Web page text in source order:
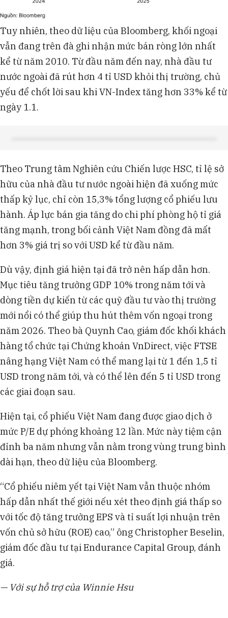
Tuy nhiên, theo dữ liệu của Bloomberg, khối ngoại
vẫn đang trên đà ghi nhận mức bán ròng lớn nhất
kể từ năm 2010. Từ đầu năm đến nay, nhà đầu tư
nước ngoài đã rút hơn 4 tỉ USD khỏi thị trường, chủ
yếu để chốt lời sau khi VN-Index tăng hơn 33% kể từ
ngày 1.1.
Theo Trung tâm Nghiên cứu Chiến lược HSC, tỉ lệ sở
hữu của nhà đầu tư nước ngoài hiện đã xuống mức
thấp kỷ lục, chỉ còn 15,3% tổng lượng cổ phiếu lưu
hành. Áp lực bán gia tăng do chi phí phòng hộ tỉ giá
tăng mạnh, trong bối cảnh Việt Nam đồng đã mất
hơn 3% giá trị so với USD kể từ đầu năm.
Dù vậy, định giá hiện tại đã trở nên hấp dẫn hơn.
Mục tiêu tăng trưởng GDP 10% trong năm tới và
dòng tiền dự kiến từ các quỹ đầu tư vào thị trường
mới nổi có thể giúp thu hút thêm vốn ngoại trong
năm 2026. Theo bà Quynh Cao, giám đốc khối khách
hàng tổ chức tại Chứng khoán VnDirect, việc FTSE
nâng hạng Việt Nam có thể mang lại từ 1 đến 1,5 tỉ
USD trong năm tới, và có thể lên đến 5 tỉ USD trong
các giai đoạn sau.
Hiện tại, cổ phiếu Việt Nam đang được giao dịch ở
mức P/E dự phóng khoảng 12 lần. Mức này tiệm cận
đỉnh ba năm nhưng vẫn nằm trong vùng trung bình
dài hạn, theo dữ liệu của Bloomberg.
“Cổ phiếu niêm yết tại Việt Nam vẫn thuộc nhóm
hấp dẫn nhất thế giới nếu xét theo định giá thấp so
với tốc độ tăng trưởng EPS và tỉ suất lợi nhuận trên
vốn chủ sở hữu (ROE) cao,” ông Christopher Beselin,
giám đốc đầu tư tại Endurance Capital Group, đánh
giá.
— Với sự hỗ trợ của Winnie Hsu